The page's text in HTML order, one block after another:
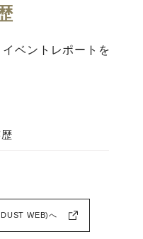
ベントレポートを
WEB)へ